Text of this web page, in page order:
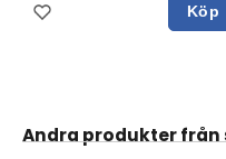
Köp
Andra produkter